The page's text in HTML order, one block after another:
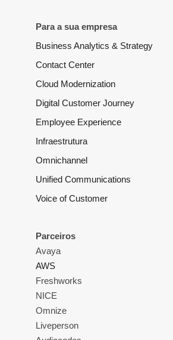
Para a sua empresa
Business Analytics & Strategy
Contact Center
Cloud Modernization
Digital Customer Journey
Employee Experience
Infraestrutura
Omnichannel
Unified Communications
Voice of Customer
Parceiros
Avaya
AWS
Freshworks
NICE
Omnize
Liveperson